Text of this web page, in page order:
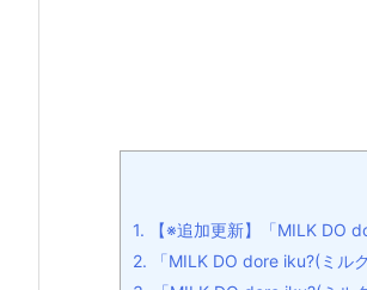
1. 【※追加更新】「MILK DO
2. 「MILK DO dore iku?(ミル